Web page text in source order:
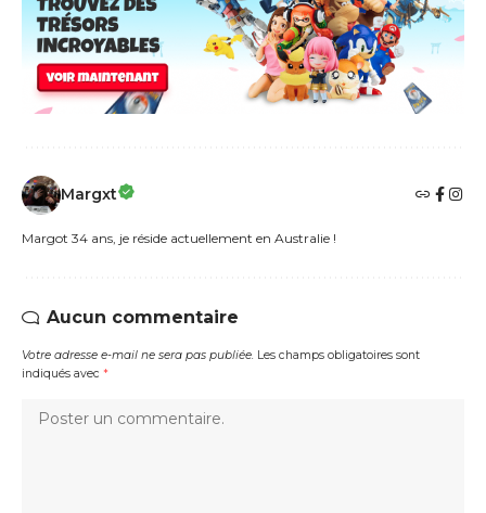
Margxt
Margot 34 ans, je réside actuellement en Australie !
Aucun commentaire
Votre adresse e-mail ne sera pas publiée. Les champs obligatoires sont
indiqués avec *